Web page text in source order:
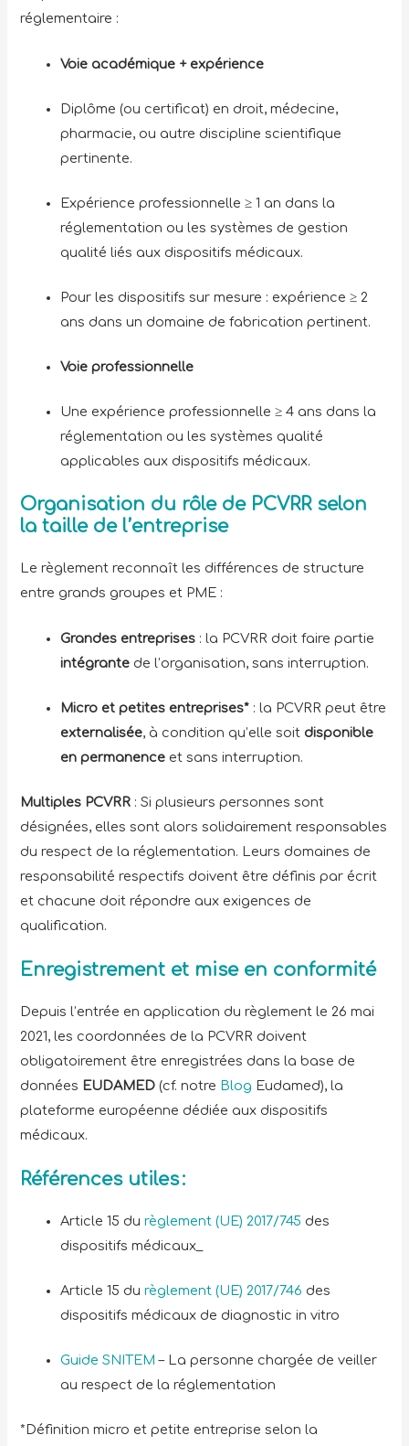
réglementaire :
Voie académique + expérience
Diplôme (ou certificat) en droit, médecine,
pharmacie, ou autre discipline scientifique
pertinente.
Expérience professionnelle ≥ 1 an dans la
réglementation ou les systèmes de gestion
qualité liés aux dispositifs médicaux.
Pour les dispositifs sur mesure : expérience ≥ 2
ans dans un domaine de fabrication pertinent.
Voie professionnelle
Une expérience professionnelle ≥ 4 ans dans la
réglementation ou les systèmes qualité
applicables aux dispositifs médicaux.
Organisation du rôle de PCVRR selon
la taille de l’entreprise
Le règlement reconnaît les différences de structure
entre grands groupes et PME :
Grandes entreprises : la PCVRR doit faire partie
intégrante de l’organisation, sans interruption.
Micro et petites entreprises* : la PCVRR peut être
externalisée, à condition qu’elle soit disponible
en permanence et sans interruption.
Multiples PCVRR : Si plusieurs personnes sont
désignées, elles sont alors solidairement responsables
du respect de la réglementation. Leurs domaines de
responsabilité respectifs doivent être définis par écrit
et chacune doit répondre aux exigences de
qualification.
Enregistrement et mise en conformité
Depuis l’entrée en application du règlement le 26 mai
2021, les coordonnées de la PCVRR doivent
obligatoirement être enregistrées dans la base de
données EUDAMED (cf. notre Blog Eudamed), la
plateforme européenne dédiée aux dispositifs
médicaux.
Références utiles :
Article 15 durèglement (UE) 2017/745 des
dispositifs médicaux_
Article 15 durèglement (UE) 2017/746 des
dispositifs médicaux de diagnostic in vitro
Guide SNITEM – La personne chargée de veiller
au respect de la réglementation
*Définition micro et petite entreprise selon la